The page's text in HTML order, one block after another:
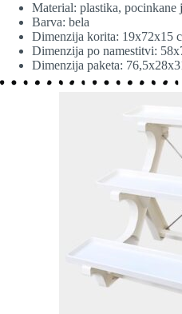
Material: plastika,
Barva: bela
Dimenzija korita: 19x72x15
Dimenzija po namestitvi:
Dimenzija paketa: